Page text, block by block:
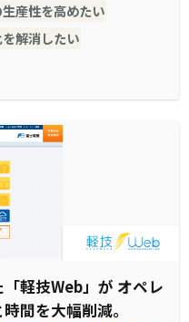
産性を高めたい
解消したい
軽技Web」が オペレ
間を大幅削減。